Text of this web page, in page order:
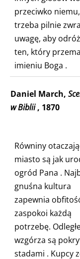
przeciwko
trzeba pilnie
uwagę, aby
ten, który
imieniu Boga .
Daniel March,
w Biblii, 1870
Równiny
miasto są jak
ogród Pana .
gnuśna kultura
zapewnia
zaspokoi każdą
potrzebę.
wzgórza są
stadami . Kupcy